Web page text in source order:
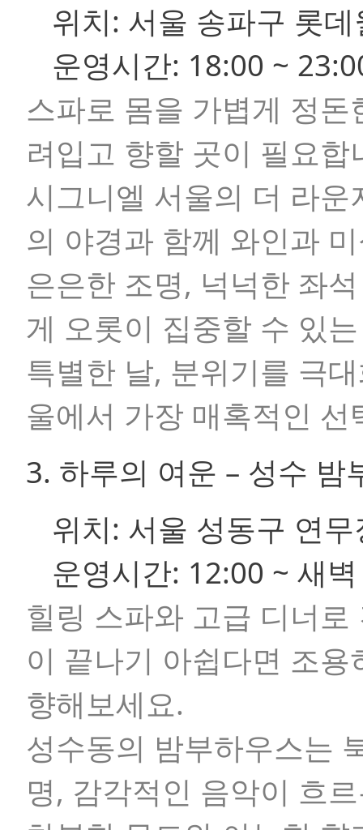
위치: 서울 송파구 롯
운영시간: 18:00 ~
스파로 몸을 가볍게 정
려입고 향할 곳이 필요합
시그니엘 서울의 더 라
의 야경과 함께 와인과
은은한 조명, 넉넉한 좌
게 오롯이 집중할 수 있
특별한 날, 분위기를 극
울에서 가장 매혹적인
3. 하루의 여운 – 성수 밤
위치: 서울 성동구 연
운영시간: 12:00 ~ 새
힐링 스파와 고급 디너
이 끝나기 아쉽다면 조
향해보세요.
성수동의 밤부하우스는
명, 감각적인 음악이 흐